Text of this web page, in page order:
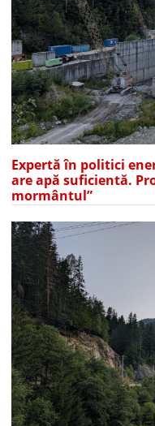
Expertă în politici
are apă suficientă.
mormântul”